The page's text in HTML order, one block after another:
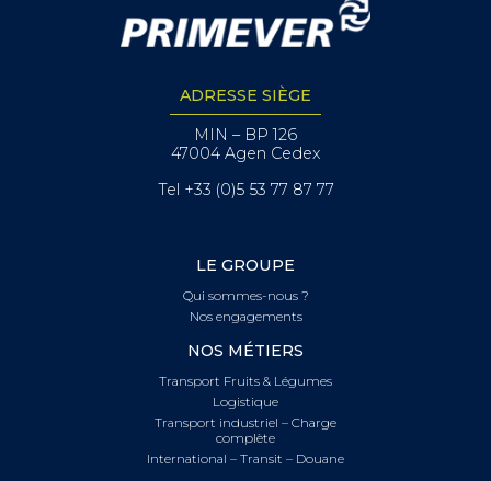
ADRESSE SIÈGE
MIN – BP 126
47004 Agen Cedex
Tel +33 (0)5 53 77 87 77
LE GROUPE
Qui sommes-nous ?
Nos engagements
NOS MÉTIERS
Transport Fruits & Légumes
Logistique
Transport industriel – Charge
complète
International – Transit – Douane